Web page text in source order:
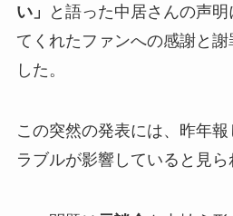
い」
と語った中居さんの声明
てくれたファンへの感謝と
した。
この突然の発表には、昨年
ラブルが影響していると見ら